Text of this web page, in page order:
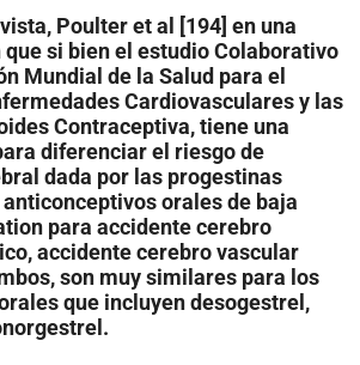
Poulter et al [194] en una
si bien el estudio Colaborativo
Mundial de la Salud para el
Cardiovasculares y las
Contraceptiva, tiene una
diferenciar el riesgo de
dada por las progestinas
orales de baja
para accidente cerebro
accidente cerebro vascular
son muy similares para los
que incluyen desogestrel,